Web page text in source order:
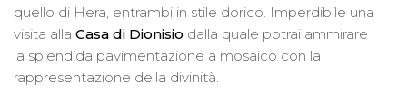
quello di Hera, entrambi in stile dorico. Imperdibile una
visita alla Casa di Dionisio dalla quale potrai ammirare
la splendida pavimentazione a mosaico con la
rappresentazione della divinità.